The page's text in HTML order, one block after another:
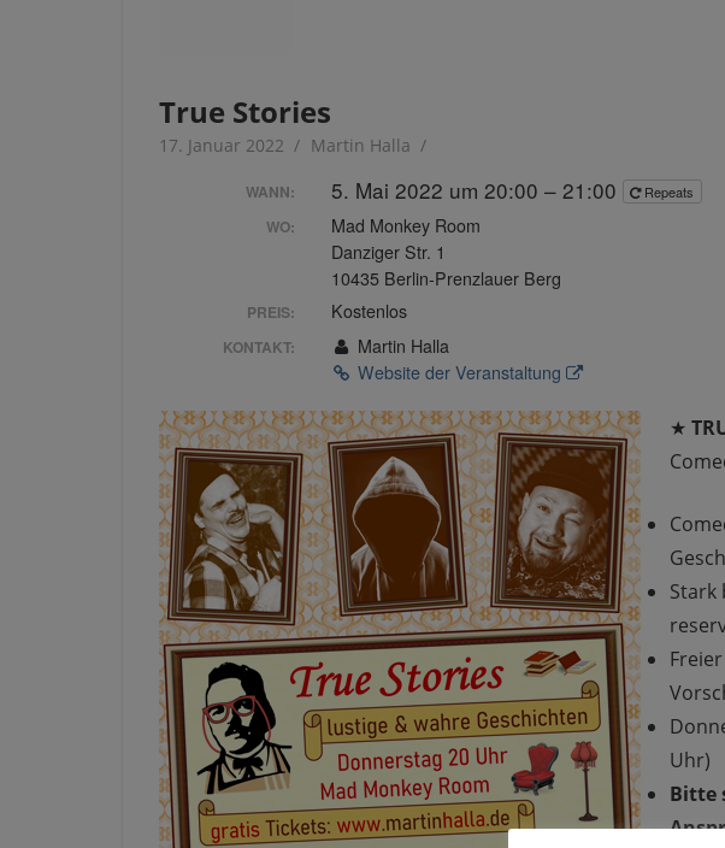
True Stories
17. Januar 2022 Martin Halla
WANN: 5. Mai 2022 um 20:00 – 21:00 Repeats
WO:
Mad Monkey Room
Danziger Str. 1
10435 Berlin-Prenzlauer Berg
PREIS: Kostenlos
KONTAKT:
Martin Halla
Website der Veranstaltung
★
Stark
Uhr)
Bitte